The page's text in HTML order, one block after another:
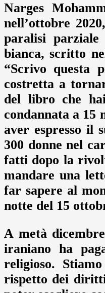
Narges
nell’ottobre
paralisi
bianca, scritto
“Scrivo questa
costretta a
del libro che
condannata a 15
aver espresso il
300 donne nel
fatti dopo la
mandare una
far sapere al
notte del 15
A metà
iraniano ha
religioso.
rispetto dei